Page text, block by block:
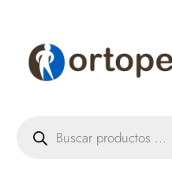
productos